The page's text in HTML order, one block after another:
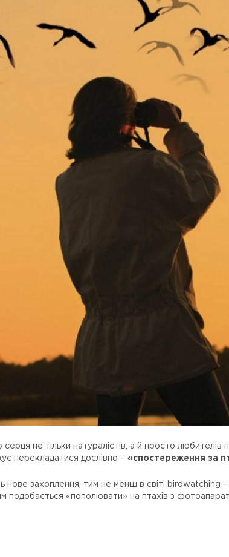
не тільки натуралістів, а й просто
перекладатися дослівно – «спостереження за
нове захоплення, тим не менш в світі birdwatching
подобається «пополювати» на птахів з